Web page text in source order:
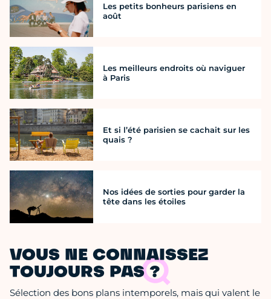
Les petits bonheurs parisiens en
août
Les meilleurs endroits où naviguer
à Paris
Et si l’été parisien se cachait sur les
quais ?
Nos idées de sorties pour garder la
tête dans les étoiles
VOUS NE CONNAISSEZ
TOUJOURS PAS ?
Sélection des bons plans intemporels, mais qui valent le